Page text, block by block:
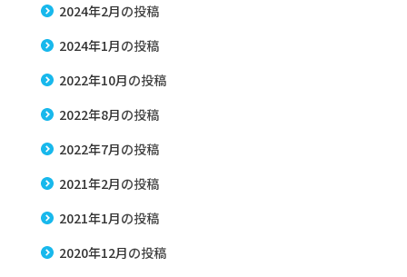
2024年2月の投稿
2024年1月の投稿
2022年10月の投稿
2022年8月の投稿
2022年7月の投稿
2021年2月の投稿
2021年1月の投稿
2020年12月の投稿